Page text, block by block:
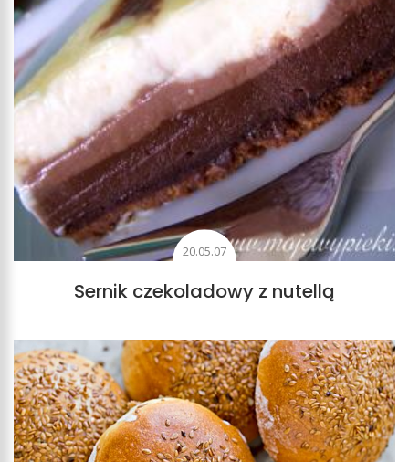
20.05.07
Sernik czekoladowy z nutellą